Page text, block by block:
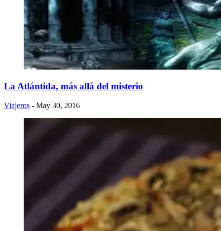
La Atlántida, más allá del misterio
Viajeros - May 30, 2016